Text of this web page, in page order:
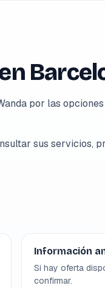
por las
sus servicios,
Información
Si hay oferta
confirmar.